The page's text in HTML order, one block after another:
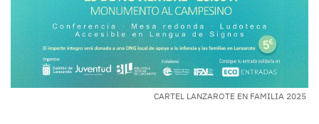
CARTEL LANZAROTE EN FAMILIA 2025